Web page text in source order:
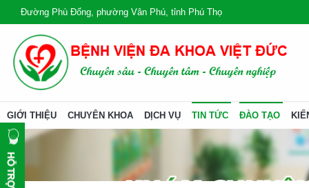
Đường Phù Đổng, phường Vân Phú, tỉnh Phú Thọ
GIỚI THIỆU CHUYÊN KHOA DỊCH VỤ TIN TỨC ĐÀO TẠO